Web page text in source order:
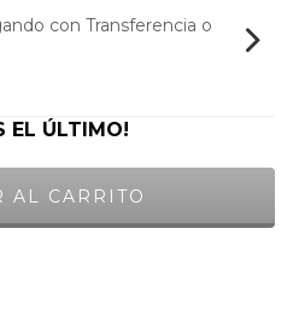
con Transferencia o
EL ÚLTIMO!